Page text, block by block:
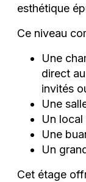
esthétique
Ce niveau
Une
direct
invités
Une
Un
Une
Un
Cet étage